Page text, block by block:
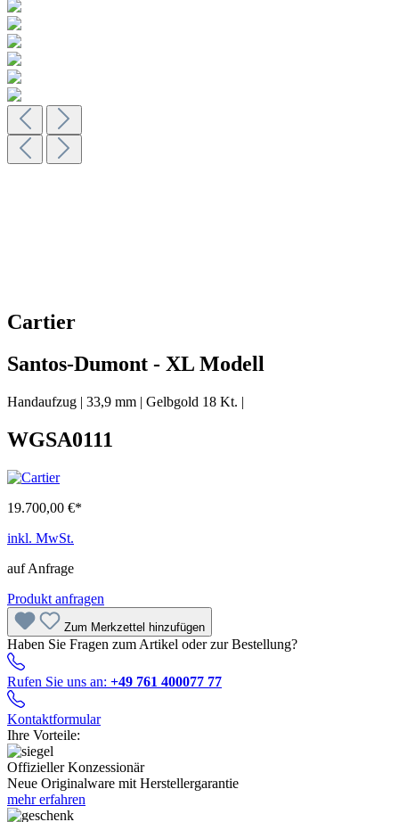
Cartier
Santos-Dumont - XL Modell
Handaufzug | 33,9 mm | Gelbgold 18 Kt. |
WGSA0111
19.700,00 €*
inkl. MwSt.
auf Anfrage
Produkt anfragen
Zum Merkzettel hinzufügen
Haben Sie Fragen zum Artikel oder zur Bestellung?
Rufen Sie uns an: +49 761 400077 77
Kontaktformular
Ihre Vorteile:
Offizieller Konzessionär
Neue Originalware mit Herstellergarantie
mehr erfahren